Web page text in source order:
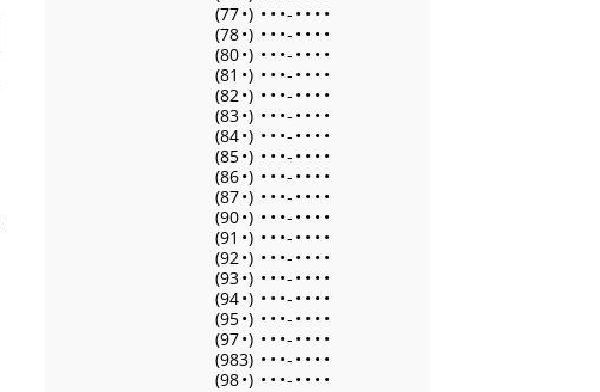
(77•) • • •- • • • •
(78•) • • •- • • • •
(80•) • • •- • • • •
(81 •) • • •- • • • •
(82•) • • •- • • • •
(83•) • • •- • • • •
(84•) • • •- • • • •
(85•) • • •- • • • •
(86•) • • •- • • • •
(87•) • • •- • • • •
(90•) • • •- • • • •
(91 •) • • •- • • • •
(92•) • • •- • • • •
(93•) • • •- • • • •
(94•) • • •- • • • •
(95•) • • •- • • • •
(97•) • • •- • • • •
(983) • • •- • • • •
(98•) • • •- • • • •